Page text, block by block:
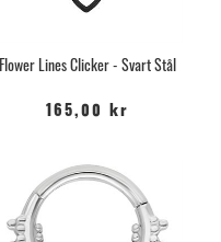
Flower Lines Clicker - Svart Stål
165,00 kr